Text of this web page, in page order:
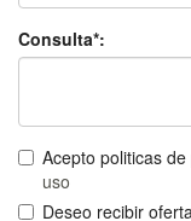
Consulta*:
Acepto politicas
uso
Deseo recibir